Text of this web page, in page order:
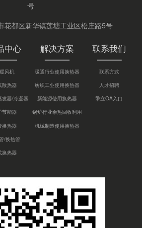
号
花都区新华镇莲塘工业区松庄路5号
中心
风机
散热器
发器/冷凝器
节能器
换热器
/换热管
换热器
解决方案
暖通行业使用换热器
纺织工业使用换热器
新能源使用换热器
锅炉行业余热回收利用
机械制造使用换热器
联系我们
联系方式
人才招聘
擎立OA入口